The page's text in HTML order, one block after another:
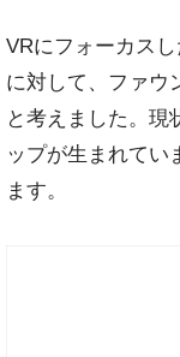
VRにフォーカス
に対して、ファウ
と考えました。現
ップが生まれてい
ます。